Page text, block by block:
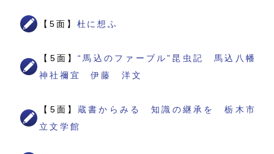
【5面】 杜に想ふ
【5面】“馬込のファーブル”昆虫記 馬込八幡
神社禰宜 伊藤 洋文
【5面】蔵書からみる 知識の継承を 栃木市
立文学館